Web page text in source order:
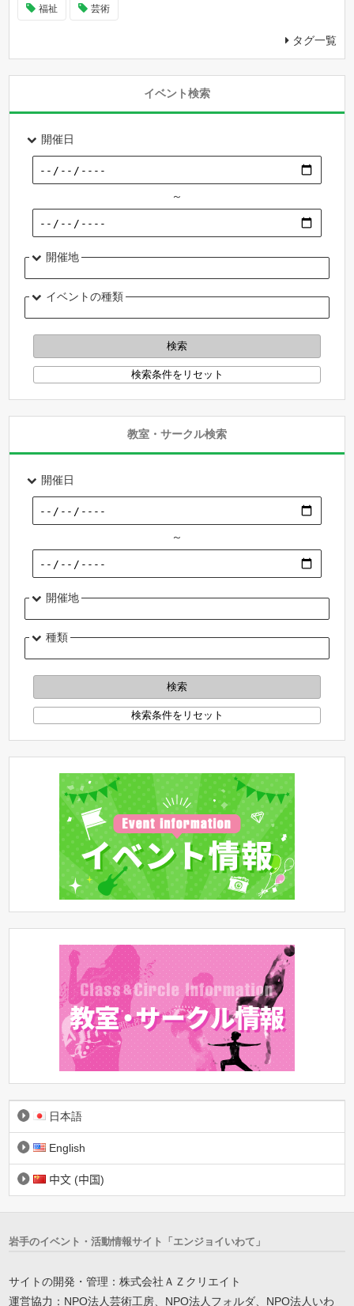
福祉 芸術
タグ一覧
イベント検索
開催日
～
開催地
イベントの種類
教室・サークル検索
開催日
～
開催地
種類
日本語
English
中文 (中国)
岩手のイベント・活動情報サイト「エンジョイいわて」
サイトの開発・管理：株式会社ＡＺクリエイト
運営協力：NPO法人芸術工房、NPO法人フォルダ、NPO法人いわ